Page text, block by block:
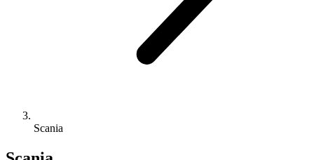
Scania